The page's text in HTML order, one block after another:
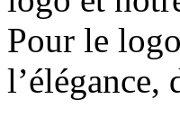
Pour le
l’élégance,